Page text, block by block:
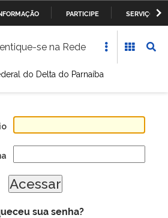
PARA
CONTEÚDO
PARTICIPE
SERVIÇOS
e Abastecimento
se na Rede
do Delta do Parnaíba
sua senha?